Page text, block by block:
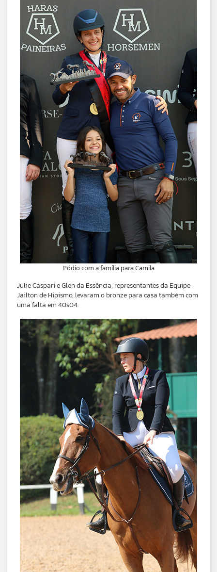
Pódio com a família para Camila
Julie Caspari e Glen da Essência, representantes da Equipe
Jailton de Hipismo, levaram o bronze para casa também com
uma falta em 40s04.